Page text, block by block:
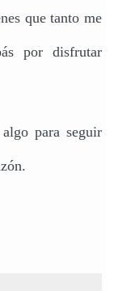
que tanto me
por disfrutar
para seguir